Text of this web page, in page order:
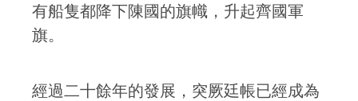
有船隻都降下陳國的旗幟，升起齊國軍
旗。
經過二十餘年的發展，突厥廷帳已經成為